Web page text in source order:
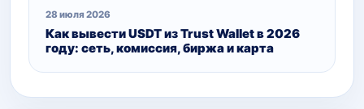
28 июля 2026
Как вывести USDT из Trust Wallet в 2026
году: сеть, комиссия, биржа и карта